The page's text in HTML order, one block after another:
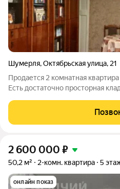
Шумерля,Октябрьская улица, 21
Продается 2 комнатная
Есть достаточно просторная
дверь - новая, железная.
двор, новая
2 600 000 ₽
50,2 м² 2-комн. квартира 5
онлайн показ